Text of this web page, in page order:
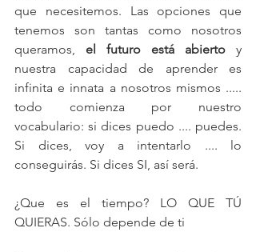
que necesitemos. Las opciones que
tenemos son tantas como nosotros
queramos, el futuro está abierto y
nuestra capacidad de aprender es
infinita e innata a nosotros mismos .....
todo comienza por nuestro
vocabulario: si dices puedo .... puedes.
Si dices, voy a intentarlo .... lo
conseguirás. Si dices SI, así será.
¿Que es el tiempo? LO QUE TÚ
QUIERAS. Sólo depende de ti